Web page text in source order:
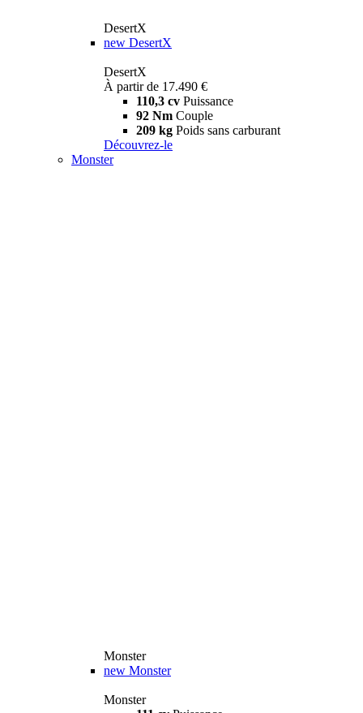
DesertX
new DesertX
DesertX
À partir de 17.490 €
110,3 cv Puissance
92 Nm Couple
209 kg Poids sans carburant
Découvrez-le
Monster
Monster
new Monster
Monster